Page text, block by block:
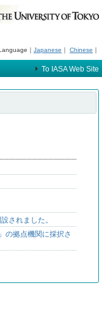
｜ Japanese ｜ Chinese ｜
To IASA Web Site
されました。
の拠点機関に採択さ